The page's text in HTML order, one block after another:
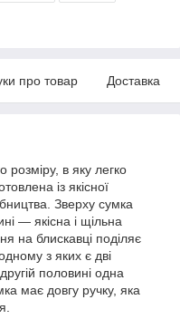
про товар Доставка
в яку легко
​​із якісної
Зверху сумка
― якісна і щільна
на блискавці поділяє
з яких є дві
половині одна
має довгу ручку, яка